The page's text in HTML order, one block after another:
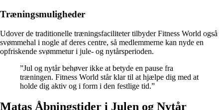
Træningsmuligheder
Udover de traditionelle træningsfaciliteter tilbyder Fitness World også
svømmehal i nogle af deres centre, så medlemmerne kan nyde en
opfriskende svømmetur i jule- og nytårsperioden.
”Jul og nytår behøver ikke at betyde en pause fra
træningen. Fitness World står klar til at hjælpe dig med at
holde dig aktiv og i form i den festlige tid.”
Matas Åbningstider i Julen og Nytår